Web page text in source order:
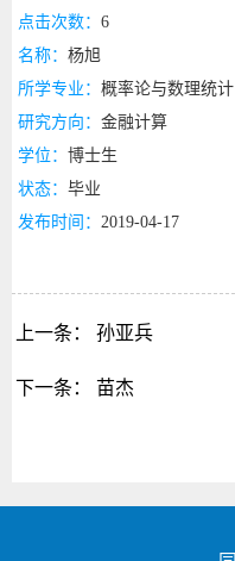
点击次数： 6
名称： 杨旭
所学专业： 概率论与数理统计
研究方向： 金融计算
学位： 博士生
状态： 毕业
发布时间： 2019-04-17
上一条： 孙亚兵
下一条： 苗杰